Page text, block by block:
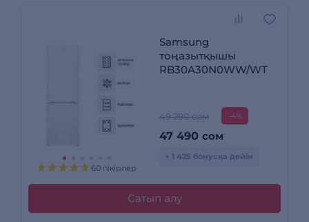
60 пікірлер
Samsung
тоңазытқышы
RB30A30N0WW/WT
49 290 сом -4%
47 490 сом
+ 1 425 бонусқа дейін
Сатып алу